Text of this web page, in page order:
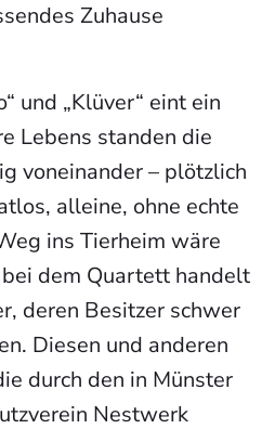
Zuhause
und „Klüver“ eint ein
Lebens standen die
voneinander – plötzlich
alleine, ohne echte
ins Tierheim wäre
dem Quartett handelt
deren Besitzer schwer
Diesen und anderen
durch den in Münster
Nestwerk